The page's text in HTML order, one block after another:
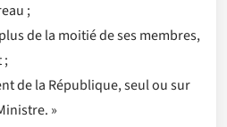
;
de la moitié de ses membres,
;
de la République, seul ou sur
»